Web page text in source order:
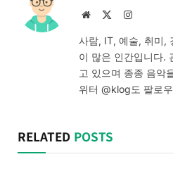
Website Instagram
사람, IT, 예술, 취미,
이 많은 인간입니다.
고 있으며 종종 음악
위터 @klog도 팔로
RELATED POSTS